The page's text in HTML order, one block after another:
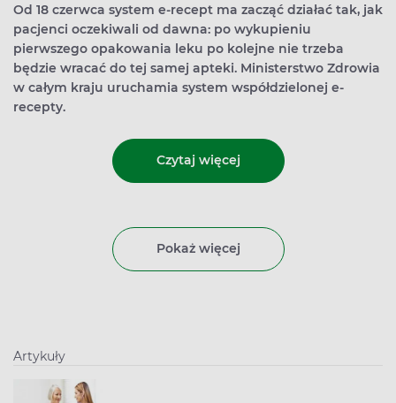
Od 18 czerwca system e‑recept ma zacząć działać tak, jak
pacjenci oczekiwali od dawna: po wykupieniu
pierwszego opakowania leku po kolejne nie trzeba
będzie wracać do tej samej apteki. Ministerstwo Zdrowia
w całym kraju uruchamia system współdzielonej e-
recepty.
Czytaj więcej
Pokaż więcej
Artykuły